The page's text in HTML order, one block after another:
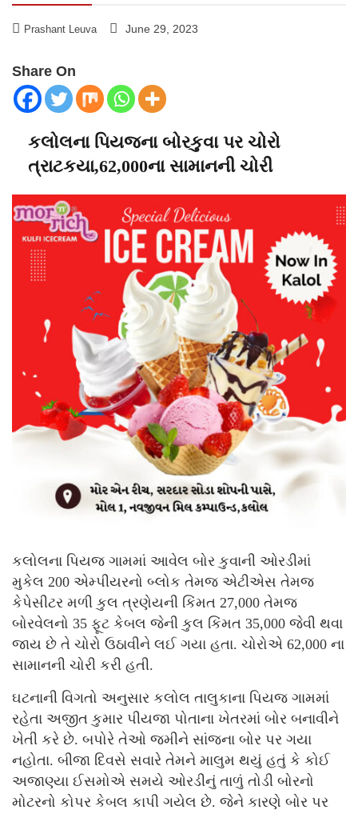
Prashant Leuva June 29, 2023
Share On
કલોલના પિયજના બોરકુવા પર ચોરો
ત્રાટકયા,62,000ના સામાનની ચોરી
કલોલના પિયજ ગામમાં આવેલ બોર કુવાની ઓરડીમાં
મુકેલ 200 એમ્પીયરનો બ્લોક તેમજ એટીએસ તેમજ
કેપેસીટર મળી કુલ ત્રણેયની કિંમત 27,000 તેમજ
બોરવેલનો 35 ફૂટ કેબલ જેની કુલ કિંમત 35,000 જેવી થવા
જાય છે તે ચોરો ઉઠાવીને લઈ ગયા હતા. ચોરોએ 62,000 ના
સામાનની ચોરી કરી હતી.
ઘટનાની વિગતો અનુસાર કલોલ તાલુકાના પિયજ ગામમાં
રહેતા અજીત કુમાર પીયજા પોતાના ખેતરમાં બોર બનાવીને
ખેતી કરે છે. બપોરે તેઓ જમીને સાંજના બોર પર ગયા
નહોતા. બીજા દિવસે સવારે તેમને માલુમ થયું હતું કે કોઈ
અજાણ્યા ઈસમોએ સમયે ઓરડીનું તાળું તોડી બોરનો
મોટરનો કોપર કેબલ કાપી ગયેલ છે. જેને કારણે બોર પર